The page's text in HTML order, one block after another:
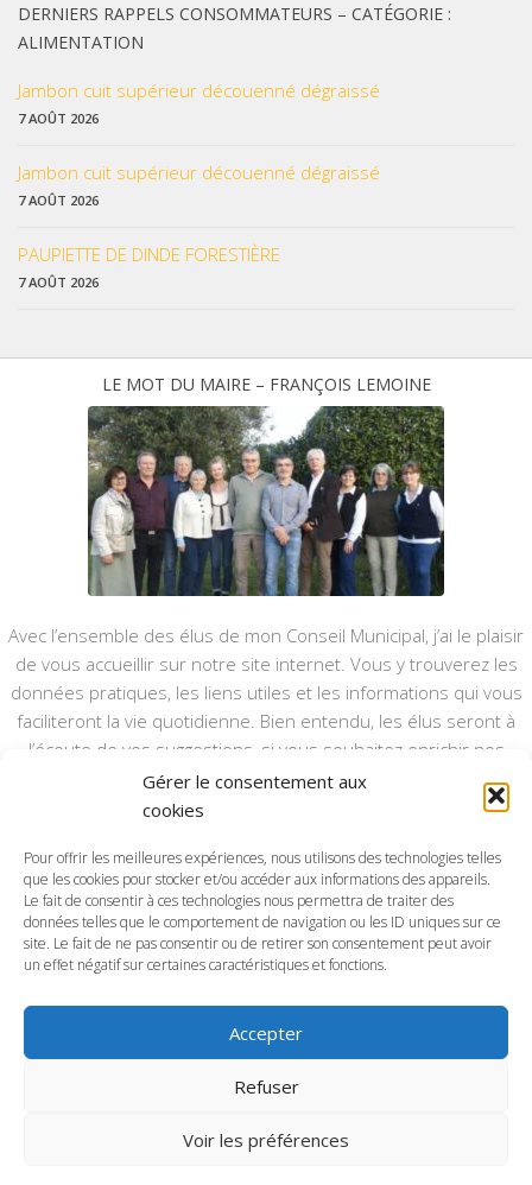
Gérer le consentement aux
cookies
Pour offrir les meilleures expériences, nous utilisons des technologies telles
que les cookies pour stocker et/ou accéder aux informations des appareils.
Le fait de consentir à ces technologies nous permettra de traiter des
données telles que le comportement de navigation ou les ID uniques sur ce
site. Le fait de ne pas consentir ou de retirer son consentement peut avoir
un effet négatif sur certaines caractéristiques et fonctions.
Accepter
Refuser
Voir les préférences
DERNIERS RAPPELS CONSOMMATEURS – CATÉGORIE :
ALIMENTATION
Jambon cuit supérieur découenné dégraissé
7 AOÛT 2026
Jambon cuit supérieur découenné dégraissé
7 AOÛT 2026
PAUPIETTE DE DINDE FORESTIÈRE
7 AOÛT 2026
LE MOT DU MAIRE – FRANÇOIS LEMOINE
Avec l’ensemble des élus de mon Conseil Municipal, j’ai le plaisir
de vous accueillir sur notre site internet. Vous y trouverez les
données pratiques, les liens utiles et les informations qui vous
faciliteront la vie quotidienne. Bien entendu, les élus seront à
l’écoute de vos suggestions, si vous souhaitez enrichir nos
rubriques ou nos informations.
Ce type de communication vient en complément du bulletin
annuel, nous le ferons vivre et il sera actualisé pour mieux vous
informer.
Bonne visite à toutes et à tous.
Commune d'Anctoville-sur-Boscq © 2026. Tous droits